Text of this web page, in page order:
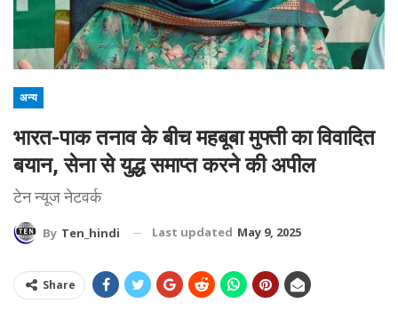
अन्य
भारत-पाक तनाव के बीच महबूबा मुफ्ती का विवादित
बयान, सेना से युद्ध समाप्त करने की अपील
टेन न्यूज नेटवर्क
By Ten_hindi Last updated May 9, 2025
Share